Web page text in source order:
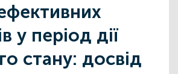
у період дії
стану: досвід